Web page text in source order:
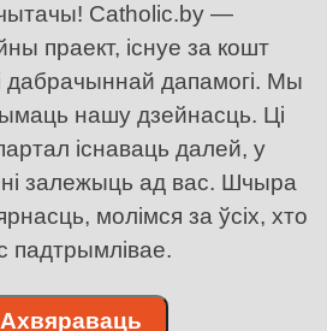
чытачы! Catholic.by —
праект, існуе за кошт
дабрачыннай дапамогі. Мы
нашу дзейнасць. Ці
існаваць далей, у
залежыць ад вас. Шчыра
молімся за ўсіх, хто
падтрымлівае.
Ахвяраваць